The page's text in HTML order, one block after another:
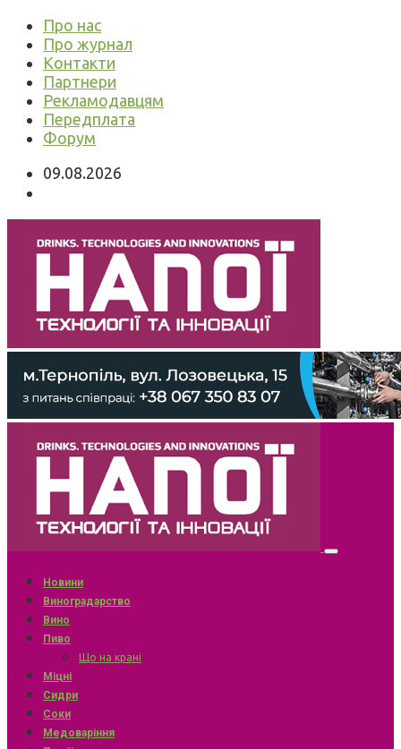
Про нас
Про журнал
Контакти
Партнери
Рекламодавцям
Передплата
Форум
09.08.2026
Новини
Виноградарство
Вино
Пиво
Що на крані
Міцні
Сидри
Соки
Медоваріння